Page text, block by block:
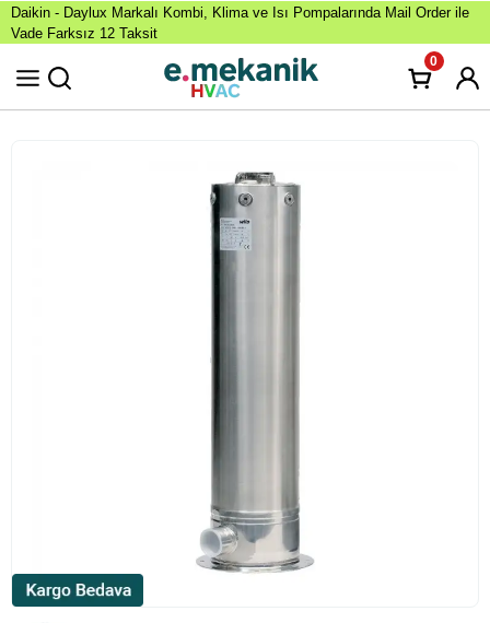
Daikin - Daylux Markalı Kombi, Klima ve Isı Pompalarında Mail Order ile
Vade Farksız 12 Taksit
0